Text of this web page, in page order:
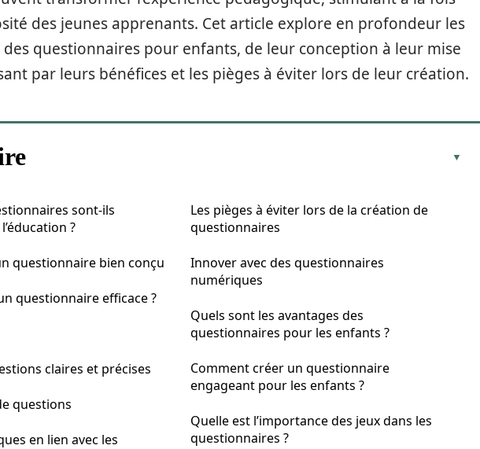
des jeunes apprenants. Cet article explore en profondeur les
questionnaires pour enfants, de leur conception à leur mise
par leurs bénéfices et les pièges à éviter lors de leur création.
sont-ils
?
questionnaire bien conçu
questionnaire efficace ?
claires et précises
questions
en lien avec les
Les pièges à éviter lors de la création de
questionnaires
Innover avec des questionnaires
numériques
Quels sont les avantages des
questionnaires pour les enfants ?
Comment créer un questionnaire
engageant pour les enfants ?
Quelle est l’importance des jeux dans les
questionnaires ?